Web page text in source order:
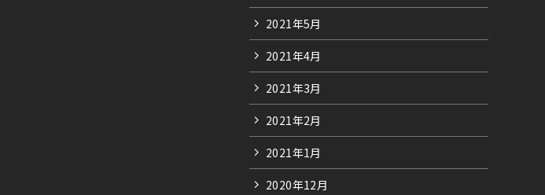
2021年5月
2021年4月
2021年3月
2021年2月
2021年1月
2020年12月